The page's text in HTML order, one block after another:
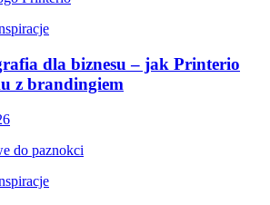
dla biznesu – jak Printerio
z brandingiem